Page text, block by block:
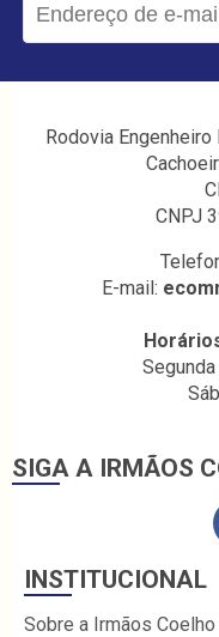
Rodovia
CNPJ
E-mail:
SIGA A IRMÃOS
INSTITUCIONAL
Sobre a Irmãos Coelho